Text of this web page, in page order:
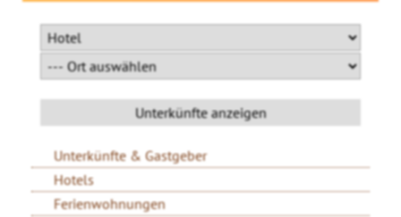
Unterkünfte & Gastgeber
Hotels
Ferienwohnungen